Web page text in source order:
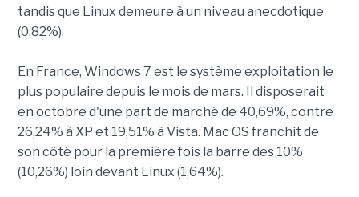
tandis que Linux demeure à un niveau anecdotique
(0,82%).
En France, Windows 7 est le système exploitation le
plus populaire depuis le mois de mars. Il disposerait
en octobre d'une part de marché de 40,69%, contre
26,24% à XP et 19,51% à Vista. Mac OS franchit de
son côté pour la première fois la barre des 10%
(10,26%) loin devant Linux (1,64%).